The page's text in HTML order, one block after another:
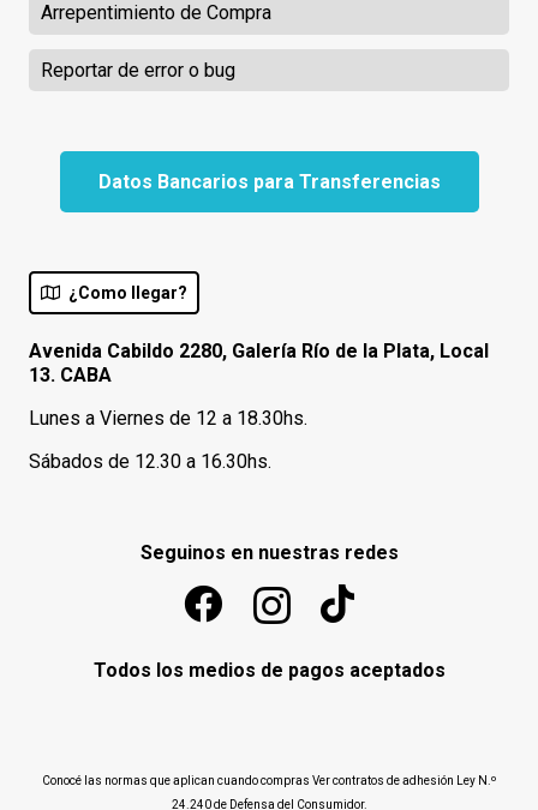
Arrepentimiento de Compra
Reportar de error o bug
Datos Bancarios para Transferencias
¿Como llegar?
Avenida Cabildo 2280, Galería Río de la Plata, Local
13. CABA
Lunes a Viernes de 12 a 18.30hs.
Sábados de 12.30 a 16.30hs.
Seguinos en nuestras redes
Todos los medios de pagos aceptados
Conocé las normas que aplican cuando compras Ver contratos de adhesión Ley N.º
24.240 de Defensa del Consumidor.